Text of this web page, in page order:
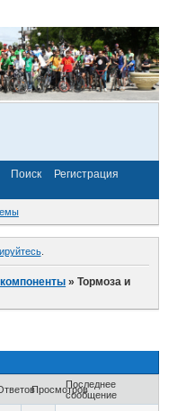
Поиск
Регистрация
.
»Тормоза и
ПросмотровПоследнее
сообщение